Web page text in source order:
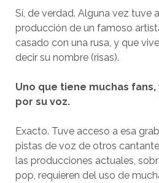
Sí, de verdad. Alguna vez tuve
producción de un famoso
casado con una rusa, y que
decir su nombre (risas).
Uno que tiene muchas
por su voz.
Exacto. Tuve acceso a esa
pistas de voz de otros
las producciones actuales,
pop, requieren del uso de